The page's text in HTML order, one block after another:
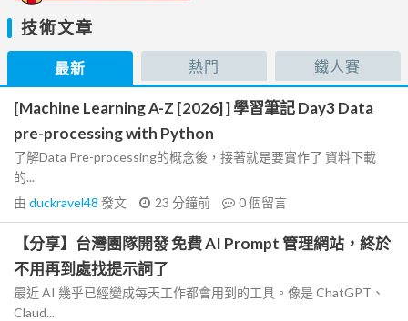
技術文章
最新 熱門 鐵人賽
[Machine Learning A-Z [2026] ] 學習筆記 Day3 Data
pre-processing with Python
了解Data Pre-processing的概念後，接著就是要實作了 資料下載
的...
由 duckravel48 發文 23 分鐘前 0個留言
【分享】台灣團隊開發 免費 AI Prompt 管理網站，終於
不用再到處找提示詞了
最近 AI 幾乎已經變成每天工作都會用到的工具。像是 ChatGPT、
Claud...